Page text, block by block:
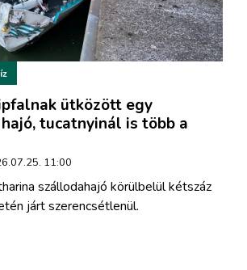
ütközött egy
tucatnyinál is több a
11:00
szállodahajó körülbelül kétszáz
járt szerencsétlenül.